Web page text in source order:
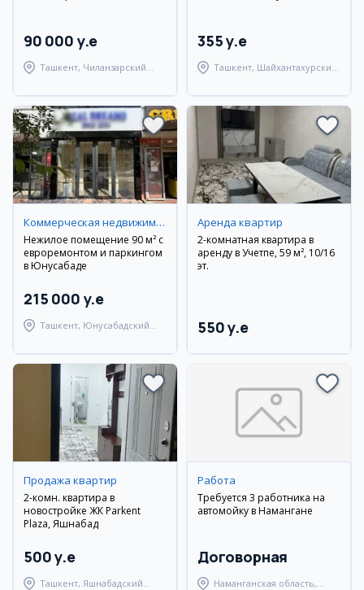
90 000 y.e
Ташкент, Чиланзарский
355 y.e
Ташкент, Шайхантахурский
Коммерческая недвижимость
Нежилое помещение 90 м² с
евроремонтом и паркингом
в Юнусабаде
215 000 y.e
Ташкент, Юнусабадский
Аренда квартир
2-комнатная квартира в
аренду в Учетпе, 59 м², 10/16
эт.
550 y.e
Продажа квартир
2-комн. квартира в
новостройке ЖК Parkent
Plaza, Яшнабад
500 y.e
Ташкент, Яшнабадский
Работа
Требуется 3 работника на
автомойку в Намангане
Договорная
Наманганская область,